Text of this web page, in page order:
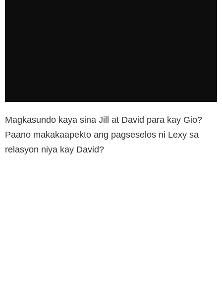
Magkasundo kaya sina Jill at David para kay Gio?
Paano makakaapekto ang pagseselos ni Lexy sa
relasyon niya kay David?